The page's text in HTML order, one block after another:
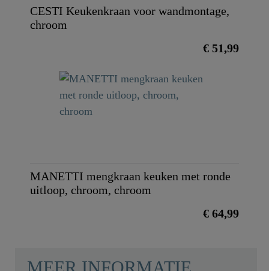
CESTI Keukenkraan voor wandmontage,
chroom
€ 51,99
MANETTI mengkraan keuken met ronde
uitloop, chroom, chroom
€ 64,99